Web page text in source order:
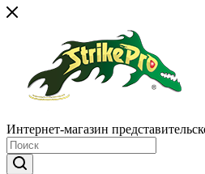
Интернет-магазин